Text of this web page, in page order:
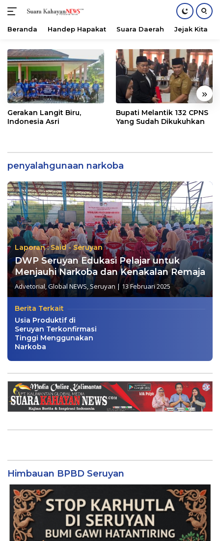
konten
Beranda Handep Hapakat Suara Daerah Jejak Kita
« »
Gerakan Langit Biru,
Indonesia Asri
Bupati Melantik 132 CPNS
Yang Sudah Dikukuhkan
penyalahgunaan narkoba
Laporan : Said - Seruyan
DWP Seruyan Edukasi Pelajar untuk
Menjauhi Narkoba dan Kenakalan Remaja
Advetorial,Global NEWS, Seruyan | 13 Februari 2025
Berita Terkait
Usia Produktif di
Seruyan Terkonfirmasi
Tinggi Menggunakan
Narkoba
Himbauan BPBD Seruyan